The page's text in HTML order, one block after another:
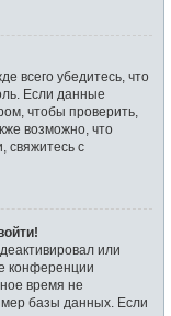
всего убедитесь, что
Если данные
чтобы проверить,
возможно, что
свяжитесь с
или
конференции
время не
базы данных. Если